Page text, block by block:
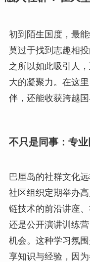
初到陌生国度，最
莫过于找到志趣相
之所以如此吸引人
大的凝聚力。在这
伴，还能收获跨越国
不只是同事：专
巴厘岛的社群文化
社区组织定期举办
链技术的前沿讲座
还是公开演讲训练
机会。这种学习氛
享知识与经验，因